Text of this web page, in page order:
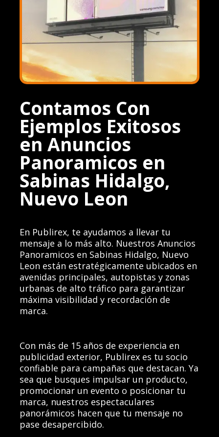
Contamos Con
Ejemplos Exitosos
en Anuncios
Panoramicos en
Sabinas Hidalgo,
Nuevo Leon
En Publirex, te ayudamos a llevar tu
mensaje a lo más alto. Nuestros Anuncios
Panoramicos en Sabinas Hidalgo, Nuevo
Leon están estratégicamente ubicados en
avenidas principales, autopistas y zonas
urbanas de alto tráfico para garantizar
máxima visibilidad y recordación de
marca.
Con más de 15 años de experiencia en
publicidad exterior, Publirex es tu socio
confiable para campañas que destacan. Ya
sea que busques impulsar un producto,
promocionar un evento o posicionar tu
marca, nuestros espectaculares
panorámicos hacen que tu mensaje no
pase desapercibido.